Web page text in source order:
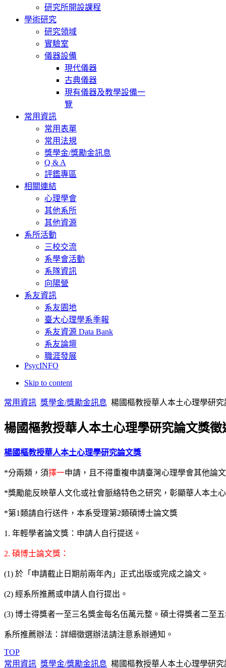
研究所開設課程
學術研究
研究領域
實驗室
儀器設備
現代儀器
古典儀器
現有儀器及教學設備一
覽
常用資訊
常用表單
常用法規
獎學金/獎勵金訊息
Q & A
評鑑專區
相關連結
心理學會
其他系所
其他資源
系所活動
三校交流
系學會活動
系隊資訊
向陽營
系友資訊
系友園地
臺大心理學系季報
系友資源 Data Bank
系友論壇
職涯發展
PsycINFO
Skip to content
常用資訊 獎學金/獎勵金訊息 楊國樞教授華人本土心理學研
楊國樞教授華人本土心理學研究論文獎徵
楊國樞教授華人本土心理學研究論文獎
*分兩類，須擇一申請，且不得重複申請臺灣心理學會其他論
*獎勵能反映華人文化或社會脈絡特色之研究，彰顯華人本土
*第1類請自行送件，本系受理第2類碩博士論文獎
1. 年輕學者論文獎：申請人自行提送。
2. 碩博士論文獎：
(1) 於「申請截止日期前兩年內」正式出版或完成之論文。
(2) 經系所推薦或申請人自行提出。
(3) 博士得獎者一至三名獎金每名伍萬元整。碩士得獎者二至
系所推薦辦法：詳細徵選辦法請注意系辦通知。
TOP
常用資訊 獎學金/獎勵金訊息 楊國樞教授華人本土心理學研